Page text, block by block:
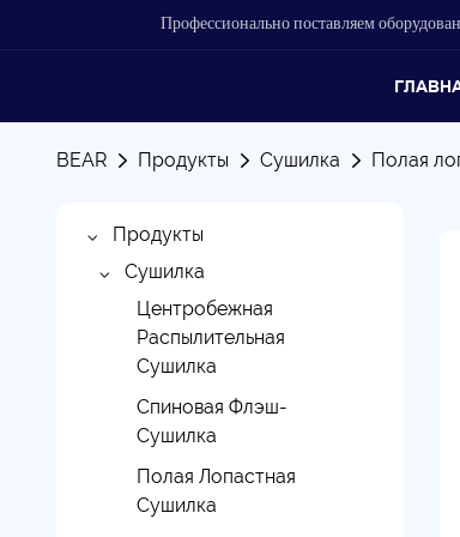
Профессионально поставляем
BEAR Продукты Сушилка Полая
Продукты
Сушилка
Центробежная
Распылительная
Сушилка
Спиновая Флэш-
Сушилка
Полая Лопастная
Сушилка